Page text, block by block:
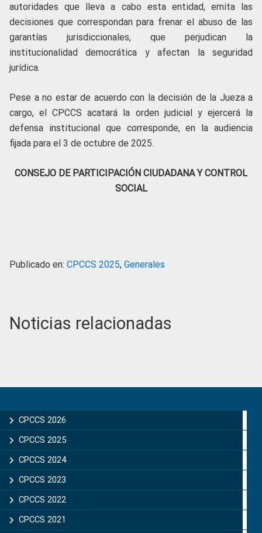
autoridades que lleva a cabo esta entidad, emita las
decisiones que correspondan para frenar el abuso de las
garantías jurisdiccionales, que perjudican la
institucionalidad democrática y afectan la seguridad
jurídica.
Pese a no estar de acuerdo con la decisión de la Jueza a
cargo, el CPCCS acatará la orden judicial y ejercerá la
defensa institucional que corresponde, en la audiencia
fijada para el 3 de octubre de 2025.
CONSEJO DE PARTICIPACIÓN CIUDADANA Y CONTROL
SOCIAL
Publicado en: CPCCS 2025, Generales
Noticias relacionadas
Sidebar
CPCCS 2026
CPCCS 2025
CPCCS 2024
CPCCS 2023
CPCCS 2022
CPCCS 2021